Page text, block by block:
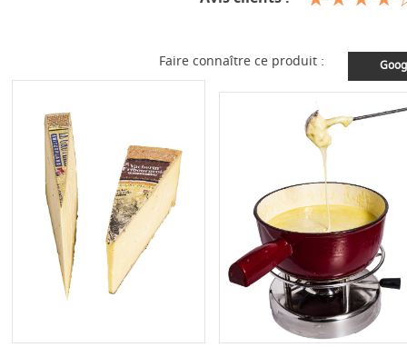
Faire connaître ce produit :